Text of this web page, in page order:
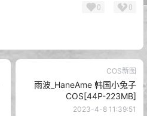
0 0
COS新图
雨波_HaneAme 韩国小兔子
COS[44P-223MB]
2023-4-8 11:39:51